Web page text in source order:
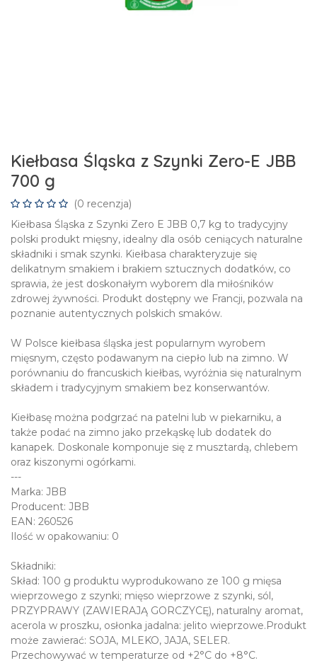
Kiełbasa Śląska z Szynki Zero-E JBB
700 g
(0 recenzja)
Kiełbasa Śląska z Szynki Zero E JBB 0,7 kg to tradycyjny
polski produkt mięsny, idealny dla osób ceniących naturalne
składniki i smak szynki. Kiełbasa charakteryzuje się
delikatnym smakiem i brakiem sztucznych dodatków, co
sprawia, że jest doskonałym wyborem dla miłośników
zdrowej żywności. Produkt dostępny we Francji, pozwala na
poznanie autentycznych polskich smaków.
W Polsce kiełbasa śląska jest popularnym wyrobem
mięsnym, często podawanym na ciepło lub na zimno. W
porównaniu do francuskich kiełbas, wyróżnia się naturalnym
składem i tradycyjnym smakiem bez konserwantów.
Kiełbasę można podgrzać na patelni lub w piekarniku, a
także podać na zimno jako przekąskę lub dodatek do
kanapek. Doskonale komponuje się z musztardą, chlebem
oraz kiszonymi ogórkami.
---
Marka: JBB
Producent: JBB
EAN: 260526
Ilość w opakowaniu: 0
Składniki:
Skład: 100 g produktu wyprodukowano ze 100 g mięsa
wieprzowego z szynki; mięso wieprzowe z szynki, sól,
PRZYPRAWY (ZAWIERAJĄ GORCZYCĘ), naturalny aromat,
acerola w proszku, osłonka jadalna: jelito wieprzowe.Produkt
może zawierać: SOJA, MLEKO, JAJA, SELER.
Przechowywać w temperaturze od +2°C do +8°C.